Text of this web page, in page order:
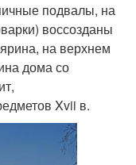
подвалы, на
воссозданы
на верхнем
дома со
Xvii в.